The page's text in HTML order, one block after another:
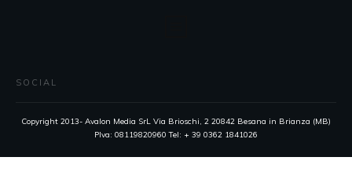
SOCIAL
Copyright 2013- Avalon Media SrL Via Brioschi, 2 20842 Besana in Brianza (MB)
PIva: 08119820960 Tel: + 39 0362 1841026